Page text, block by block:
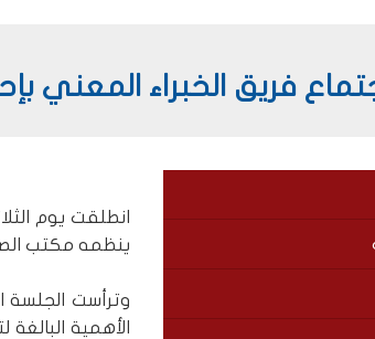
فريق الخبراء المعني
ينظمه مكتب
وترأست الجلسة
الأهمية